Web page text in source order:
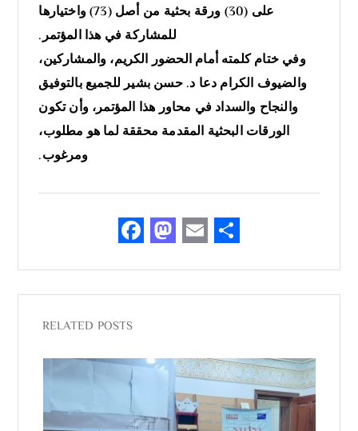
على (30) ورقة بحثية من أصل (73) واختيارها
للمشاركة في هذا المؤتمر.
وفي ختام كلمته أمام الحضور الكريم، والمشاركين،
والضيوف الكرام دعا د. حسن بشير للجميع بالتوفيق
والنجاح والسداد في محاور هذا المؤتمر، وأن تكون
الورقات البحثية المقدمة محققة لما هو مطلوب،
ومرغوب.
F
a
c
e
o
o
k
M
as
to
d
n
E
m
ai
l
ar
e
RELATED POSTS